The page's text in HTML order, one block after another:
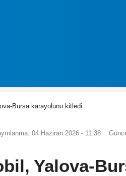
Bursa karayolunu kitledi
04 Haziran 2026 - 11:38
Yalova-